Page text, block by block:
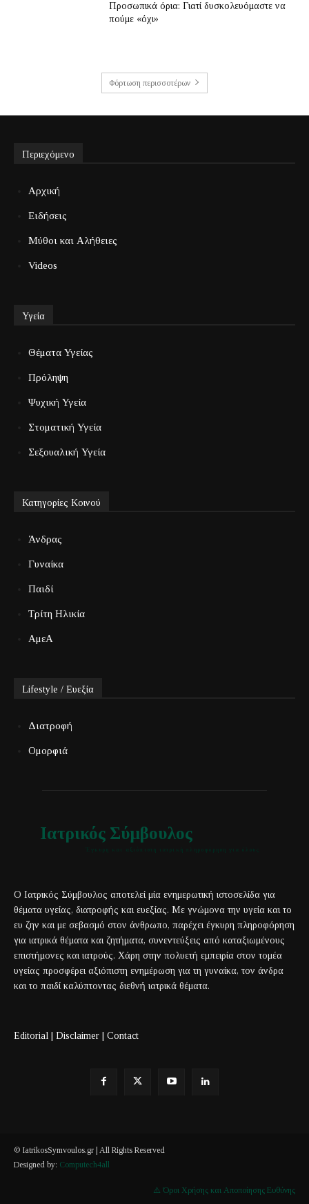
Προσωπικά όρια: Γιατί δυσκολευόμαστε να
πούμε «όχι»
Φόρτωση περισσοτέρων
Περιεχόμενο
Αρχική
Ειδήσεις
Μύθοι και Αλήθειες
Videos
Υγεία
Θέματα Υγείας
Πρόληψη
Ψυχική Υγεία
Στοματική Υγεία
Σεξουαλική Υγεία
Κατηγορίες Κοινού
Άνδρας
Γυναίκα
Παιδί
Τρίτη Ηλικία
ΑμεΑ
Lifestyle / Ευεξία
Διατροφή
Ομορφιά
Ιατρικός Σύμβουλος
Ο Ιατρικός Σύμβουλος αποτελεί μία ενημερωτική ιστοσελίδα για
θέματα υγείας, διατροφής και ευεξίας. Με γνώμονα την υγεία και το
ευ ζην και με σεβασμό στον άνθρωπο, παρέχει έγκυρη πληροφόρηση
για ιατρικά θέματα και ζητήματα, συνεντεύξεις από καταξιωμένους
επιστήμονες και ιατρούς. Χάρη στην πολυετή εμπειρία στον τομέα
υγείας προσφέρει αξιόπιστη ενημέρωση για τη γυναίκα, τον άνδρα
και το παιδί καλύπτοντας διεθνή ιατρικά θέματα.
Editorial | Disclaimer | Contact
© IatrikosSymvoulos.gr | All Rights Reserved
Designed by: Computech4all
⚠️ Όροι Χρήσης και Αποποίησης Ευθύνης